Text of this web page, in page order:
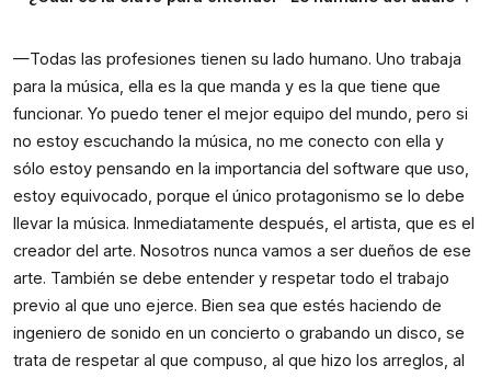
—Todas las profesiones tienen su lado humano. Uno trabaja
para la música, ella es la que manda y es la que tiene que
funcionar. Yo puedo tener el mejor equipo del mundo, pero si
no estoy escuchando la música, no me conecto con ella y
sólo estoy pensando en la importancia del software que uso,
estoy equivocado, porque el único protagonismo se lo debe
llevar la música. Inmediatamente después, el artista, que es el
creador del arte. Nosotros nunca vamos a ser dueños de ese
arte. También se debe entender y respetar todo el trabajo
previo al que uno ejerce. Bien sea que estés haciendo de
ingeniero de sonido en un concierto o grabando un disco, se
trata de respetar al que compuso, al que hizo los arreglos, al